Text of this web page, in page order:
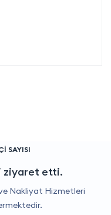
SAYISI
ziyaret etti.
Nakliyat Hizmetleri